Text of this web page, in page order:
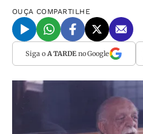
OUÇA COMPARTILHE
Siga o A TARDEno Google